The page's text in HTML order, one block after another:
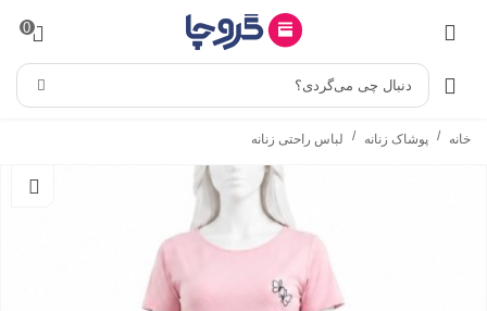
0
دنبال چی می‌گردی؟
خانه / پوشاک زنانه / لباس راحتی زنانه